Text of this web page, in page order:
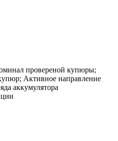
провереной купюры;
Активное направление
аккумулятора